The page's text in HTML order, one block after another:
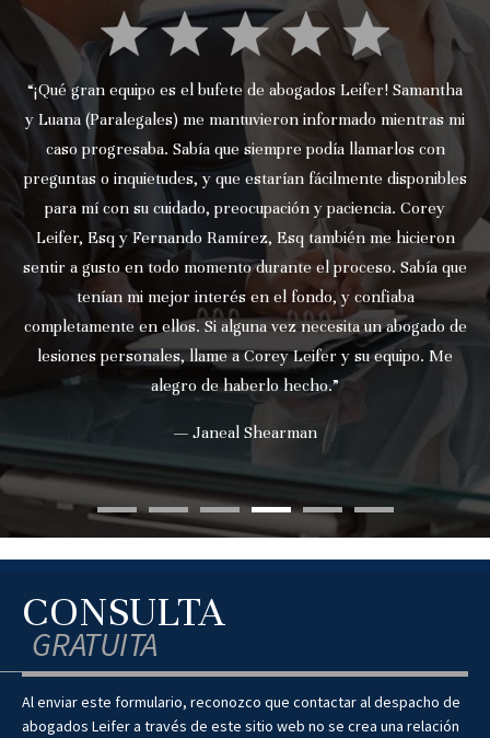
“¡Qué gran equipo es el bufete de abogados Leifer! Samantha
y Luana (Paralegales) me mantuvieron informado mientras mi
caso progresaba. Sabía que siempre podía llamarlos con
preguntas o inquietudes, y que estarían fácilmente disponibles
para mí con su cuidado, preocupación y paciencia. Corey
Leifer, Esq y Fernando Ramírez, Esq también me hicieron
sentir a gusto en todo momento durante el proceso. Sabía que
tenían mi mejor interés en el fondo, y confiaba
completamente en ellos. Si alguna vez necesita un abogado de
lesiones personales, llame a Corey Leifer y su equipo. Me
alegro de haberlo hecho.”
— Janeal Shearman
CONSULTA
GRATUITA
Al enviar este formulario, reconozco que contactar al despacho de
abogados Leifer a través de este sitio web no se crea una relación